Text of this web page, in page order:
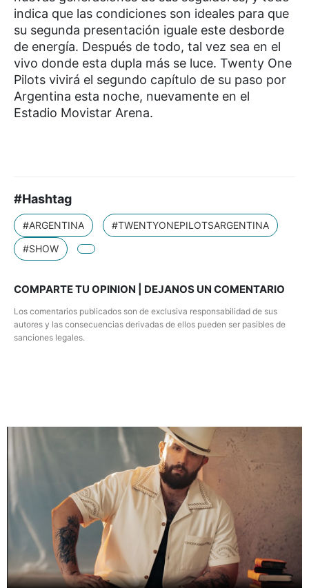
indica que las condiciones son ideales para que
su segunda presentación iguale este desborde
de energía. Después de todo, tal vez sea en el
vivo donde esta dupla más se luce. Twenty One
Pilots vivirá el segundo capítulo de su paso por
Argentina esta noche, nuevamente en el
Estadio Movistar Arena.
#Hashtag
#ARGENTINA
#TWENTYONEPILOTSARGENTINA
#SHOW
COMPARTE TU OPINION | DEJANOS UN COMENTARIO
Los comentarios publicados son de exclusiva responsabilidad de sus
autores y las consecuencias derivadas de ellos pueden ser pasibles de
sanciones legales.